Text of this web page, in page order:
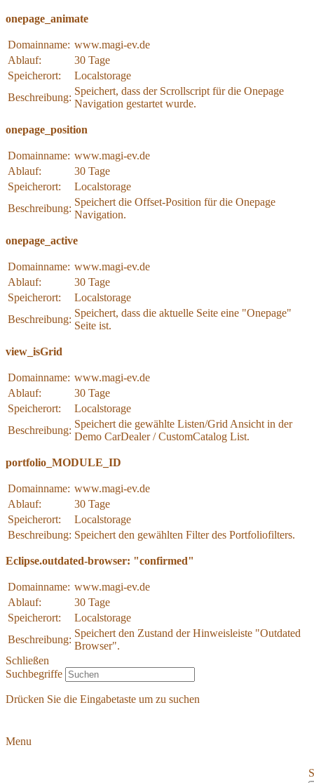
onepage_animate
Domainname: www.magi-ev.de
Ablauf:
30 Tage
Speicherort:
Localstorage
Beschreibung:
Speichert, dass der Scrollscript für die Onepage
Navigation gestartet wurde.
onepage_position
Domainname: www.magi-ev.de
Ablauf:
30 Tage
Speicherort:
Localstorage
Beschreibung:
Speichert die Offset-Position für die Onepage
Navigation.
onepage_active
Domainname: www.magi-ev.de
Ablauf:
30 Tage
Speicherort:
Localstorage
Beschreibung:
Speichert, dass die aktuelle Seite eine "Onepage"
Seite ist.
view_isGrid
Domainname: www.magi-ev.de
Ablauf:
30 Tage
Speicherort:
Localstorage
Beschreibung:
Speichert die gewählte Listen/Grid Ansicht in der
Demo CarDealer / CustomCatalog List.
portfolio_MODULE_ID
Domainname: www.magi-ev.de
Ablauf:
30 Tage
Speicherort:
Localstorage
Beschreibung: Speichert den gewählten Filter des Portfoliofilters.
Eclipse.outdated-browser: "confirmed"
Domainname: www.magi-ev.de
Ablauf:
30 Tage
Speicherort:
Localstorage
Beschreibung:
Speichert den Zustand der Hinweisleiste "Outdated
Browser".
Schließen
Suchbegriffe
Drücken Sie die Eingabetaste um zu suchen
Menu